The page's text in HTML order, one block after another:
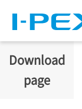
Download
page